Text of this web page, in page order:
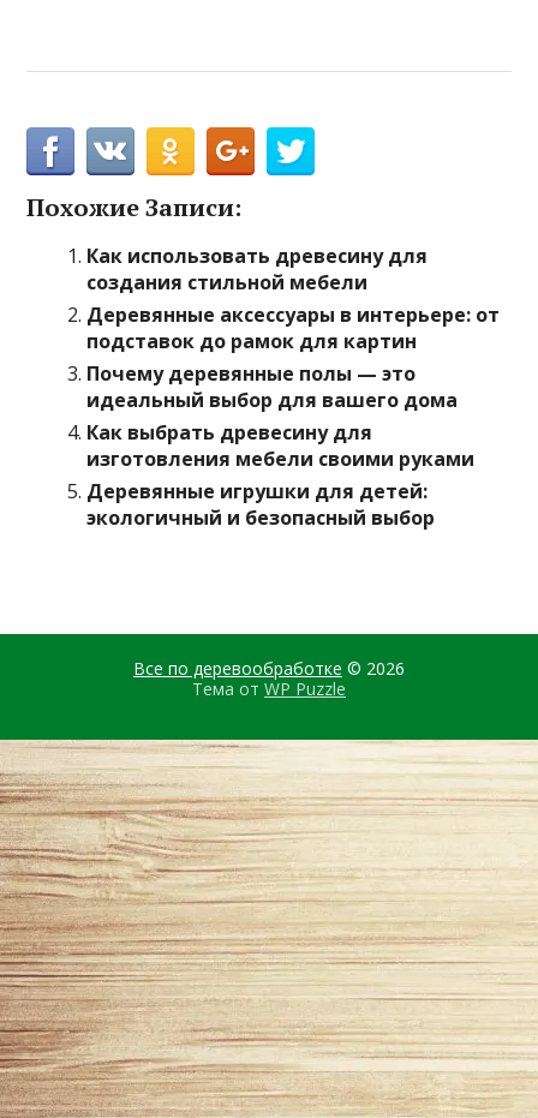
Похожие Записи:
Как использовать древесину для
создания стильной мебели
Деревянные аксессуары в интерьере: от
подставок до рамок для картин
Почему деревянные полы — это
идеальный выбор для вашего дома
Как выбрать древесину для
изготовления мебели своими руками
Деревянные игрушки для детей:
экологичный и безопасный выбор
Все по деревообработке © 2026
Тема от WP Puzzle